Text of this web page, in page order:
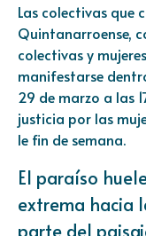
Las colectivas que
Quintanarroense,
colectivas y
manifestarse
29 de marzo a las
justicia por las
le fin de semana.
El paraíso
extrema hacia
parte del